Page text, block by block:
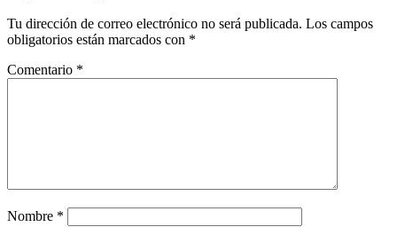
Tu dirección de correo electrónico no será publicada. Los campos
obligatorios están marcados con *
Comentario *
Nombre *